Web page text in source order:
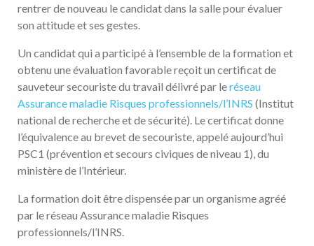
rentrer de nouveau le candidat dans la salle pour évaluer
son attitude et ses gestes.
Un candidat qui a participé à l’ensemble de la formation et
obtenu une évaluation favorable reçoit un certificat de
sauveteur secouriste du travail délivré par leréseau
Assurance maladie Risques professionnels/l’INRS (Institut
national de recherche et de sécurité). Le certificat donne
l’équivalence au brevet de secouriste, appelé aujourd’hui
PSC1 (prévention et secours civiques de niveau 1), du
ministère de l’Intérieur.
La formation doit être dispensée par un organisme agréé
par le réseau Assurance maladie Risques
professionnels/l’INRS.